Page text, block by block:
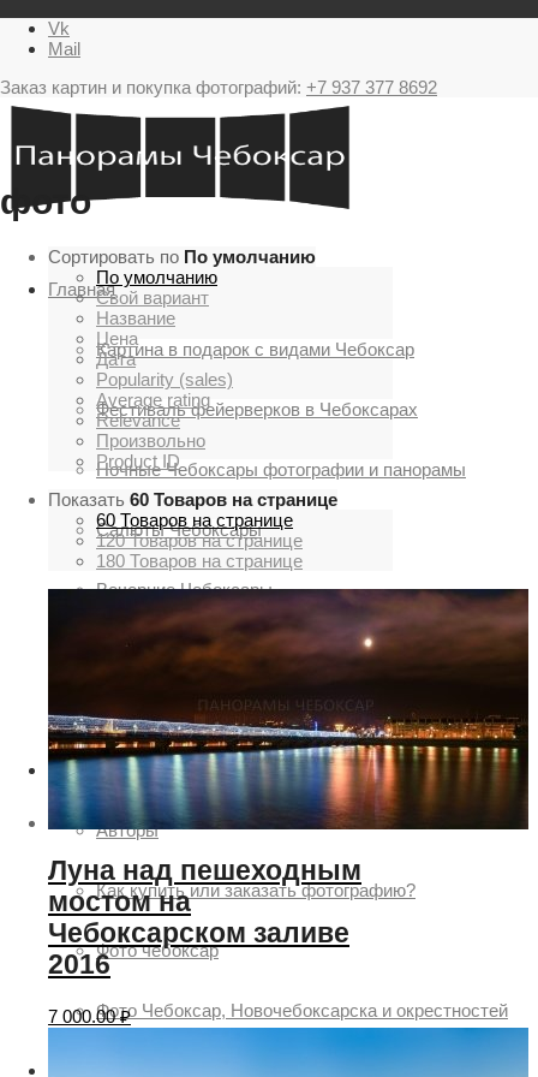
Vk
Mail
Заказ картин и покупка фотографий: +7 937 377 8692
Главная
Картина в подарок с видами Чебоксар
Фестиваль фейерверков в Чебоксарах
Ночные Чебоксары фотографии и панорамы
Салюты Чебоксары
Вечерние Чебоксары
Фото Чебоксары
Чебоксарский залив
О нас
Авторы
Как купить или заказать фотографию?
Фото чебоксар
Фото Чебоксар, Новочебоксарска и окрестностей
фото
Сортировать по По умолчанию
По умолчанию
Свой вариант
Название
Цена
Дата
Popularity (sales)
Average rating
Relevance
Произвольно
Product ID
Показать 60 Товаров на странице
60 Товаров на странице
120 Товаров на странице
180 Товаров на странице
Луна над пешеходным
мостом на
Чебоксарском заливе
2016
7 000.00₽